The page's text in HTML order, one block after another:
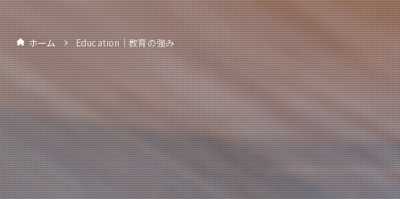
ホーム Education｜教育の強み